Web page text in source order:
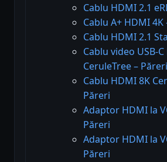
Cablu HDMI 2.1
Cablu A+ HDMI 4K
Cablu HDMI 2.1
Cablu video USB-
CeruleTree – Păreri
Cablu HDMI 8K
Păreri
Adaptor HDMI la
Păreri
Adaptor HDMI la
Păreri